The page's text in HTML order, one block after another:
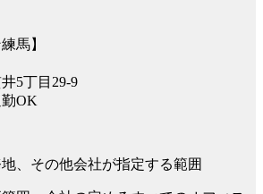
馬】
5丁目29-9
OK
、その他会社が指定する範囲